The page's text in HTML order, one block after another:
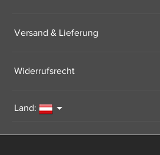
Versand & Lieferung
Widerrufsrecht
Land: